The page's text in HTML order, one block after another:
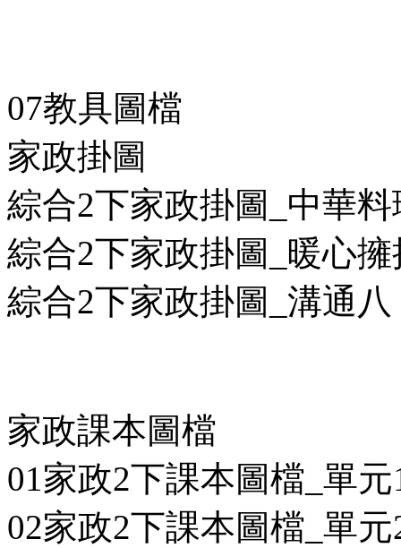
07教具圖檔
家政掛圖
綜合2下家政掛圖_中華
綜合2下家政掛圖_暖心
綜合2下家政掛圖_溝通
家政課本圖檔
01家政2下課本圖檔_單
02家政2下課本圖檔_單